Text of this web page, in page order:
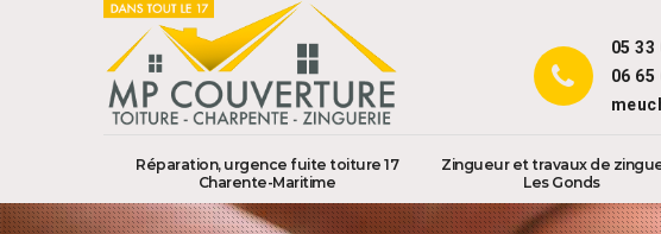
05 33
06 65
Réparation, urgence fuite toiture 17
Charente-Maritime
Zingueur et travaux de
Les Gonds